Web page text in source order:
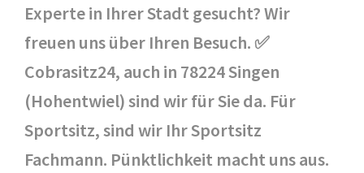
Experte in Ihrer Stadt gesucht? Wir
freuen uns über Ihren Besuch. ✅
Cobrasitz24, auch in 78224 Singen
(Hohentwiel) sind wir für Sie da. Für
Sportsitz, sind wir Ihr Sportsitz
Fachmann. Pünktlichkeit macht uns aus.